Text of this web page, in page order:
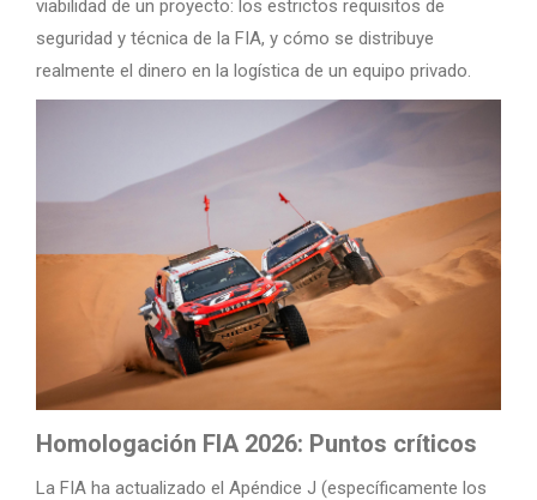
viabilidad de un proyecto: los estrictos requisitos de
seguridad y técnica de la FIA, y cómo se distribuye
realmente el dinero en la logística de un equipo privado.
Homologación FIA 2026: Puntos críticos
La FIA ha actualizado el Apéndice J (específicamente los